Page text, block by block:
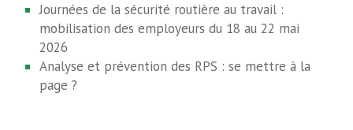
Journées de la sécurité routière au travail :
mobilisation des employeurs du 18 au 22 mai
2026
Analyse et prévention des RPS : se mettre à la
page ?